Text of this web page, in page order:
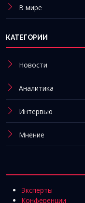
В мире
КАТЕГОРИИ
Новости
Аналитика
Интервью
Мнение
Эксперты
Конференции